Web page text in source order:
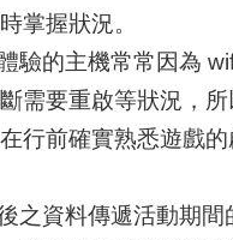
掌握狀況。
驗的主機常常因為
需要重啟等狀況，
行前確實熟悉遊戲
之資料傳遞活動期間